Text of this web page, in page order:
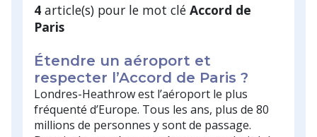
4 article(s) pour le mot clé Accord de
Paris
Étendre un aéroport et
respecter l’Accord de Paris ?
Londres-Heathrow est l’aéroport le plus
fréquenté d’Europe. Tous les ans, plus de 80
millions de personnes y sont de passage.